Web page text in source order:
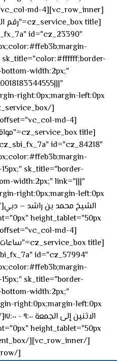
id="cz_23390"
sk_title="color:#ffffff;border-
width:2px;"
right:0px;margin-left:0px;"]
id="cz_84218"
sk_title="border-
width:2px;" link="|||"
id="cz_57994"
sk_title="border-
width:2px;"
[/vc_row]